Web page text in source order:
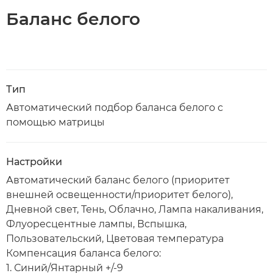
Баланс белого
Тип
Автоматический подбор баланса белого с
помощью матрицы
Настройки
Автоматический баланс белого (приоритет
внешней освещенности/приоритет белого),
Дневной свет, Тень, Облачно, Лампа накаливания,
Флуоресцентные лампы, Вспышка,
Пользовательский, Цветовая температура
Компенсация баланса белого:
1. Синий/Янтарный +/-9